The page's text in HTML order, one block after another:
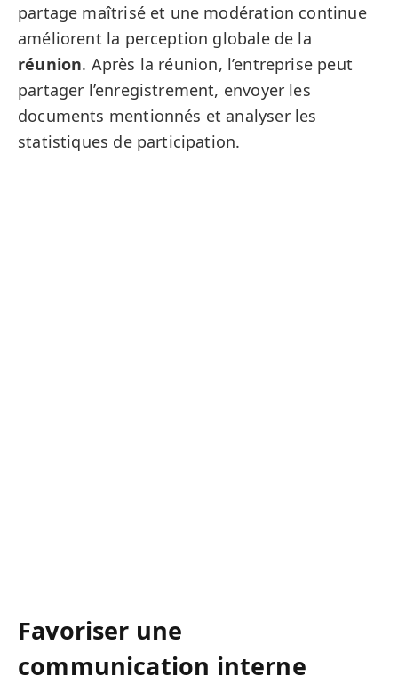
partage maîtrisé et une modération continue
améliorent la perception globale de la
réunion. Après la réunion, l’entreprise peut
partager l’enregistrement, envoyer les
documents mentionnés et analyser les
statistiques de participation.
Favoriser une
communication interne